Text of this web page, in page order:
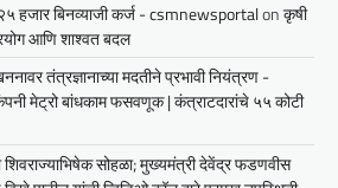
हजार बिनव्याजी कर्ज - csmnewsportalonकृषी
आणि शाश्वत बदल
तंत्रज्ञानाच्या मदतीने प्रभावी नियंत्रण -
मेट्रो बांधकाम फसवणूक | कंत्राटदारांचे ५५ कोटी
शिवराज्याभिषेक सोहळा; मुख्यमंत्री देवेंद्र फडणवीस